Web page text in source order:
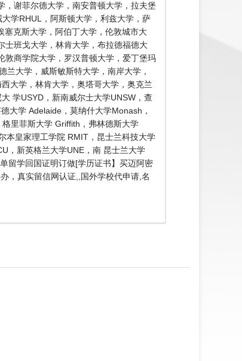
谢菲尔德大学，南安普顿大学，拉夫堡
学RHUL，阿斯顿大学，利兹大学，萨
克斯大学，阿伯丁大学，伦敦城市大
士班戈大学，林肯大学，布拉德福德大
敦商学院大学，罗汉普顿大学，爱丁堡玛
大学，威斯敏斯特大学，南岸大学，
大学，林肯大学，奥塔哥大学，奥克兰
学USYD，新南威尔士大学UNSW，查
大学 Adelaide，莫纳什大学Monash，
里菲斯大学 Griffith，弗林德斯大学
本皇家理工学院 RMIT，昆士兰科技大学
，新英格兰大学UNE，南 昆士兰大学
留学回国证明订做[学历证书】买迈阿密
，真实留信网认证,,国外学校代申请,名